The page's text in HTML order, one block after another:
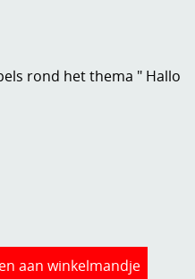
steen
rond het thema " Hallo